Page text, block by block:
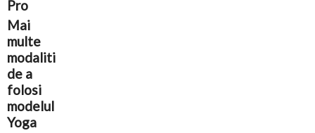
Pro
Mai
multe
modaliti
de a
folosi
modelul
Yoga